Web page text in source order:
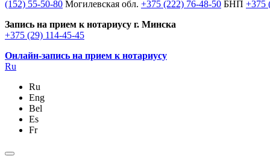
(152) 55-50-80 Могилевская обл. +375 (222) 76-48-50 БНП +375
Запись на прием к нотариусу г. Минска
+375 (29) 114-45-45
Онлайн-запись на прием к нотариусу
Ru
Ru
Eng
Bel
Es
Fr